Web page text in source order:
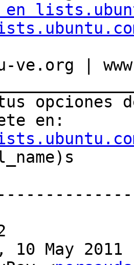
en
ve.org |
opciones
10 May 2011